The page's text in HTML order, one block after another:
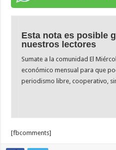
Esta nota es posible
nuestros lectores
Sumate a la comunidad El
económico mensual para que
periodismo libre, cooperativo,
[fbcomments]